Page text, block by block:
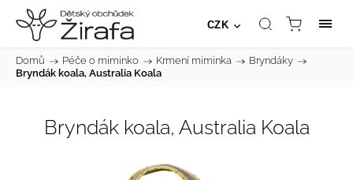
CZK
Domů / Péče o miminko / Krmení miminka / Bryndáky /
Bryndák koala, Australia Koala
Bryndák koala, Australia Koala